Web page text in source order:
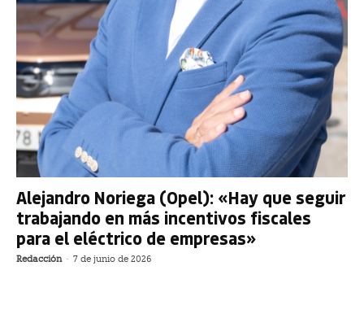
Alejandro Noriega (Opel): «Hay que seguir
trabajando en más incentivos fiscales
para el eléctrico de empresas»
Redacción - 7 de junio de 2026